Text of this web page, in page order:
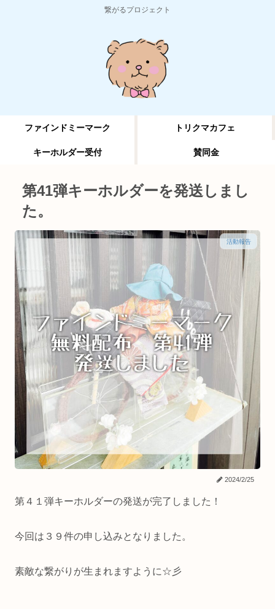
繋がるプロジェクト
ファインドミーマーク トリクマカフェ
キーホルダー受付 賛同金
第41弾キーホルダーを発送しまし
た。
活動報告
2024/2/25
第４１弾キーホルダーの発送が完了しました！
今回は３９件の申し込みとなりました。
素敵な繋がりが生まれますように☆彡